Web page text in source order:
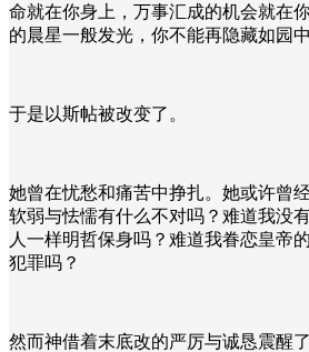
命就在你身上，万事汇成的机会就在
的晨星一般发光，你不能再隐藏如园
于是以斯帖被改变了。
她曾在忧愁和痛苦中挣扎。她或许曾
软弱与怯懦有什么不对吗？难道我没
人一样明哲保身吗？难道我眷恋皇帝
犯罪吗？
然而神借着末底改的严厉与诚恳震醒了